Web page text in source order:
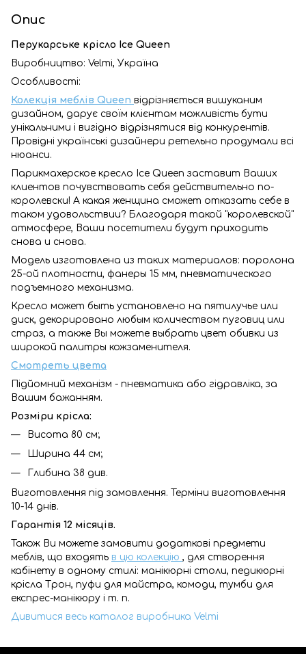
Опис
Перукарське крісло Ice Queen
Виробництво: Velmi, Україна
Особливості:
Колекція меблів Queen відрізняється вишуканим
дизайном, дарує своїм клієнтам можливість бути
унікальними і вигідно відрізнятися від конкурентів.
Провідні українські дизайнери ретельно продумали всі
нюанси.
Парикмахерское кресло Ice Queen заставит Ваших
клиентов почувствовать себя действительно по-
королевски! А какая женщина сможет отказать себе в
таком удовольствии? Благодаря такой "королевской"
атмосфере, Ваши посетители будут приходить
снова и снова.
Модель изготовлена из таких материалов: поролона
25-ой плотности, фанеры 15 мм, пневматического
подъемного механизма.
Кресло может быть установлено на пятилучье или
диск, декорировано любым количеством пуговиц или
страз, а также Вы можете выбрать цвет обивки из
широкой палитры кожзаменителя.
Смотреть цвета
Підйомний механізм - пневматика або гідравліка, за
Вашим бажанням.
Розміри крісла:
Висота 80 см;
Ширина 44 см;
Глибина 38 див.
Виготовлення під замовлення. Терміни виготовлення
10-14 днів.
Гарантія 12 місяців.
Також Ви можете замовити додаткові предмети
меблів, що входять в цю колекцію , для створення
кабінету в одному стилі: манікюрні столи, педикюрні
крісла Трон, пуфи для майстра, комоди, тумби для
експрес-манікюру і т. п.
Дивитися весь каталог виробника Velmi